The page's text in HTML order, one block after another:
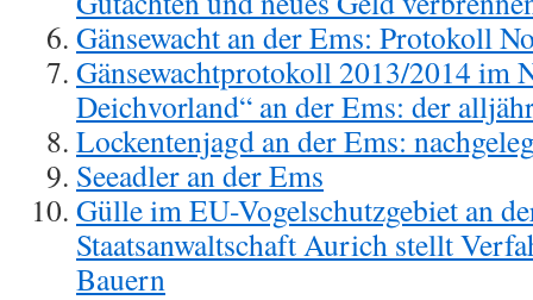
Gänsewacht an der Ems: Protokoll
Gänsewachtprotokoll 2013/2014 im
Deichvorland“ an der Ems: der
Lockentenjagd an der Ems:
Seeadler an der Ems
Gülle im EU-Vogelschutzgebiet an
Staatsanwaltschaft Aurich stellt
Bauern